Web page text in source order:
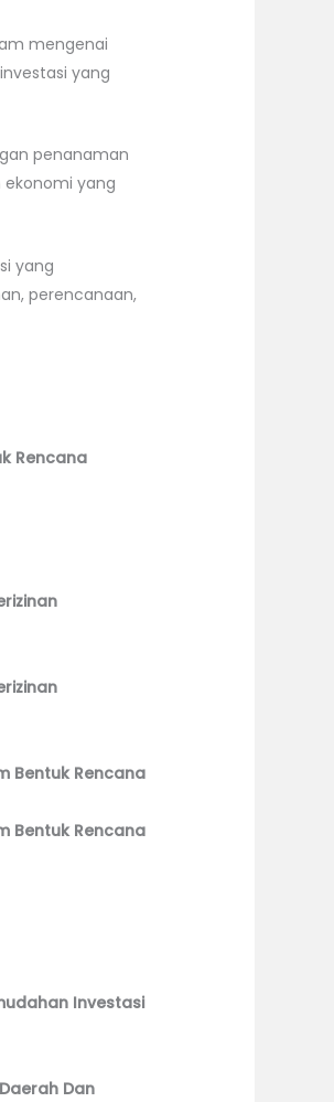
mengenai
yang
penanaman
yang
yang
perencanaan,
Rencana
Bentuk Rencana
Bentuk Rencana
Investasi
Dan